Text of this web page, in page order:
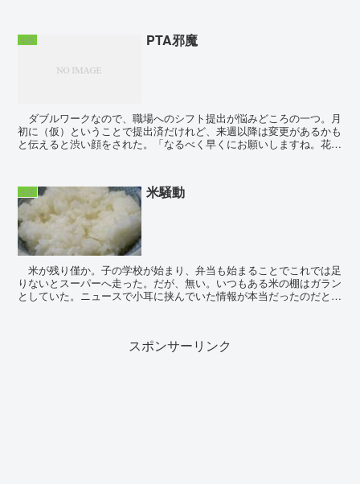
生活 PTA邪魔
ダブルワークなので、職場へのシフト提出が悩みどころの一つ。月
初に（仮）ということで提出済だけれど、来週以降は変更があるかも
と伝えると渋い顔をされた。「なるべく早くにお願いしますね。花山
生活 米騒動
米が残り僅か。子の学校が始まり、弁当も始まることでこれでは足
りないとスーパーへ走った。だが、無い。いつもある米の棚はガラン
としていた。ニュースで小耳に挟んでいた情報が本当だったのだと知
スポンサーリンク